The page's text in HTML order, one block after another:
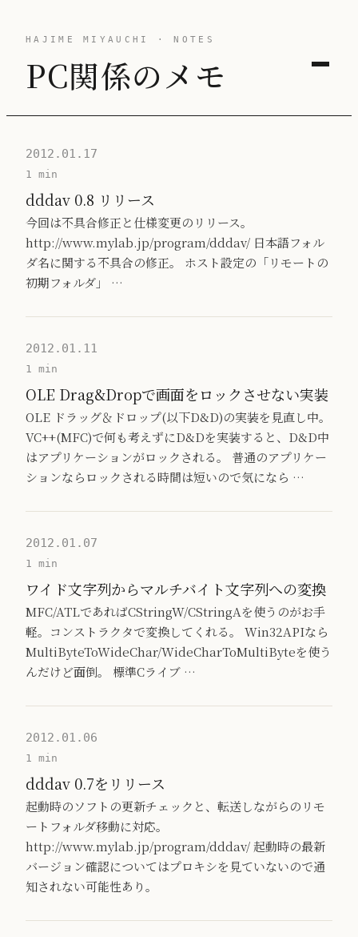
HAJIME MIYAUCHI · NOTES
PC関係のメモ
2012.01.17
1 min
dddav 0.8 リリース
今回は不具合修正と仕様変更のリリース。
http://www.mylab.jp/program/dddav/ 日本語フォル
ダ名に関する不具合の修正。 ホスト設定の「リモートの
初期フォルダ」 …
2012.01.11
1 min
OLE Drag&Dropで画面をロックさせない実装
OLE ドラッグ＆ドロップ(以下D&D)の実装を見直し中。
VC++(MFC)で何も考えずにD&Dを実装すると、D&D中
はアプリケーションがロックされる。 普通のアプリケー
ションならロックされる時間は短いので気になら …
2012.01.07
1 min
ワイド文字列からマルチバイト文字列への変換
MFC/ATLであればCStringW/CStringAを使うのがお手
軽。コンストラクタで変換してくれる。 Win32APIなら
MultiByteToWideChar/WideCharToMultiByteを使う
んだけど面倒。 標準Cライブ …
2012.01.06
1 min
dddav 0.7をリリース
起動時のソフトの更新チェックと、転送しながらのリモ
ートフォルダ移動に対応。
http://www.mylab.jp/program/dddav/ 起動時の最新
バージョン確認についてはプロキシを見ていないので通
知されない可能性あり。